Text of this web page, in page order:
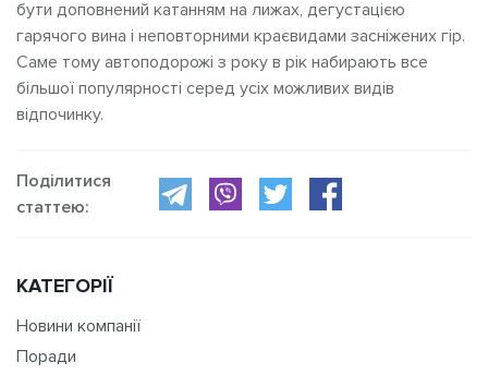
бути доповнений катанням на лижах, дегустацією
гарячого вина і неповторними краєвидами засніжених гір.
Саме тому автоподорожі з року в рік набирають все
більшої популярності серед усіх можливих видів
відпочинку.
Поділитися
статтею:
КАТЕГОРІЇ
Новини компанії
Поради